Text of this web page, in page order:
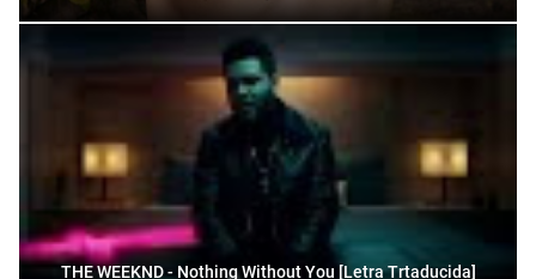
THE WEEKND - Nothing Without You [Letra Trtaducida]